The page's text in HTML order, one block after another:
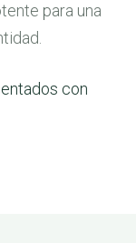
para una
con